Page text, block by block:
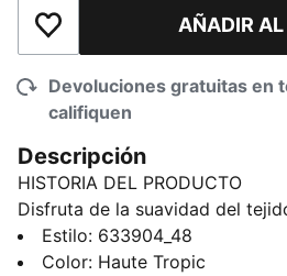
Añadir a la lista de deseos
AÑADIR
Devoluciones gratuitas en
califiquen
Descripción
HISTORIA DEL PRODUCTO
Disfruta de la suavidad del
un corte holgado ideal para un
puños acanalados y la cintura
Estilo: 633904_48
Color: Haute Tropic